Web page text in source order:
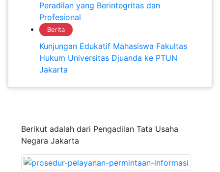
Peradilan yang Berintegritas dan
Profesional
Berita
Kunjungan Edukatif Mahasiswa Fakultas
Hukum Universitas Djuanda ke PTUN
Jakarta
Berikut adalah dari Pengadilan Tata Usaha
Negara Jakarta